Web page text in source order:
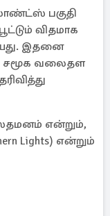
பகுதி
விதமாக
இதனை
சமூக வலைதள
என்றும்,
Lights) என்றும்